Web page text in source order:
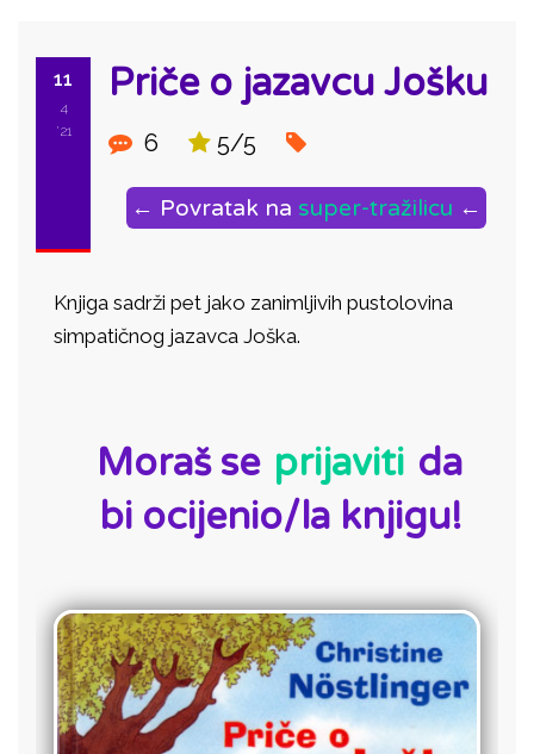
11
4
'21
Priče o jazavcu Jošku
6 5/5
← Povratak na super-tražilicu ←
Knjiga sadrži pet jako zanimljivih pustolovina
simpatičnog jazavca Joška.
Moraš se prijaviti da
bi ocijenio/la knjigu!